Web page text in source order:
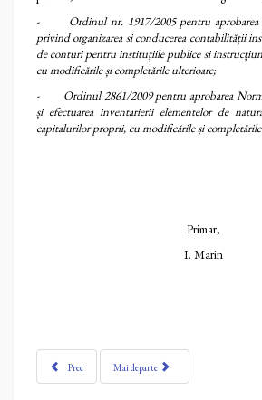
- Ordinul nr. 1917/2005 pentru
privind organizarea si conducerea contabilității
de conturi pentru instituțiile publice si
cu modificările și completările ulterioare;
- Ordinul 2861/2009 pentru aprobarea
și efectuarea inventarierii elementelor de
capitalurilor proprii, cu modificările și
Primar,
I. Marin
Prec Mai departe